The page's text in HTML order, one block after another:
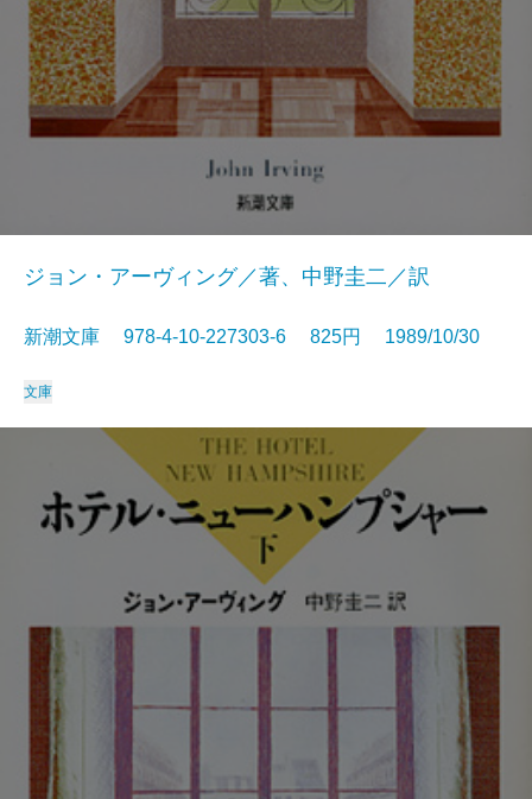
ジョン・アーヴィング／著、中野圭二／訳
新潮文庫 978-4-10-227303-6 825円 1989/10/30
文庫